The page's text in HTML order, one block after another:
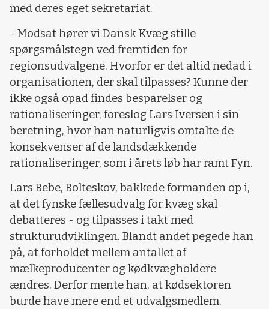
med deres eget sekretariat.
- Modsat hører vi Dansk Kvæg stille
spørgsmålstegn ved fremtiden for
regionsudvalgene. Hvorfor er det altid nedad i
organisationen, der skal tilpasses? Kunne der
ikke også opad findes besparelser og
rationaliseringer, foreslog Lars Iversen i sin
beretning, hvor han naturligvis omtalte de
konsekvenser af de landsdækkende
rationaliseringer, som i årets løb har ramt Fyn.
Lars Bebe, Bolteskov, bakkede formanden op i,
at det fynske fællesudvalg for kvæg skal
debatteres - og tilpasses i takt med
strukturudviklingen. Blandt andet pegede han
på, at forholdet mellem antallet af
mælkeproducenter og kødkvægholdere
ændres. Derfor mente han, at kødsektoren
burde have mere end et udvalgsmedlem.